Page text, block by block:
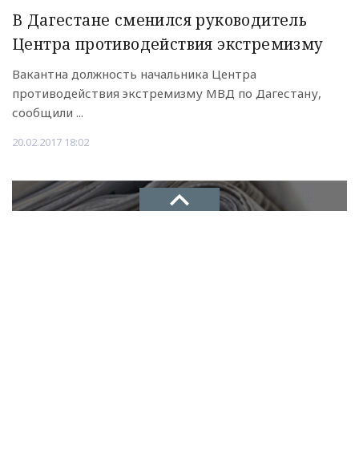
В Дагестане сменился руководитель
Центра противодействия экстремизму
Вакантна должность начальника Центра
противодействия экстремизму МВД по Дагестану,
сообщили ...
20.02.2017 18:02